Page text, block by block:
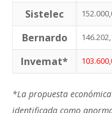
Sistelec
Bernardo
Invemat*
*La propuesta
identificada como